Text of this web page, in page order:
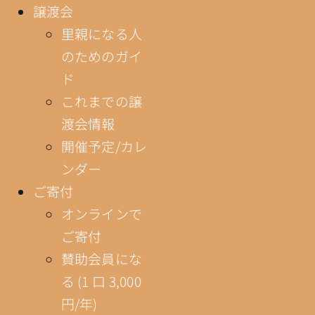
譲渡会
里親になる人
のためのガイ
ド
これまでの譲
渡会情報
開催予定/カレ
ンダー
ご寄付
オンラインで
ご寄付
賛助会員にな
る (1 口 3,000
円/年)